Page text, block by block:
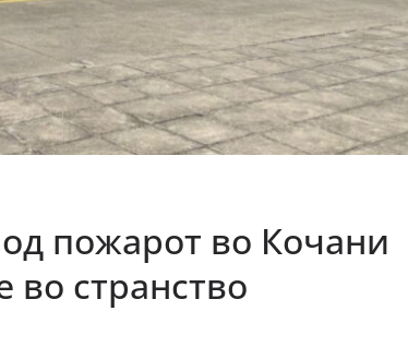
пожарот во Кочани
во странство